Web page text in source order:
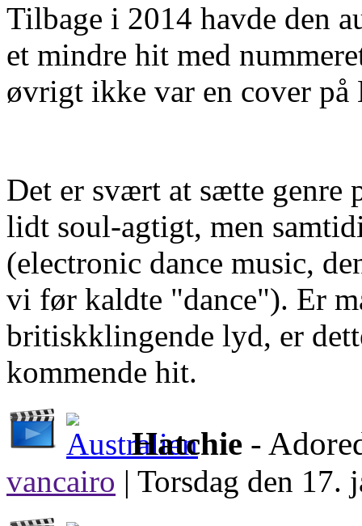
Tilbage i 2014 havde den
et mindre hit med
øvrigt ikke var en cover på
Det er svært at sætte genre
lidt soul-agtigt, men
(electronic dance music,
vi før kaldte "dance"). Er
britiskklingende lyd, er
kommende hit.
Hatchie -
vancairo | Torsdag den 17.